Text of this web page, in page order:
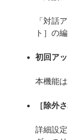
「対話
ト］の
初回ア
本機能
［除外
詳細設